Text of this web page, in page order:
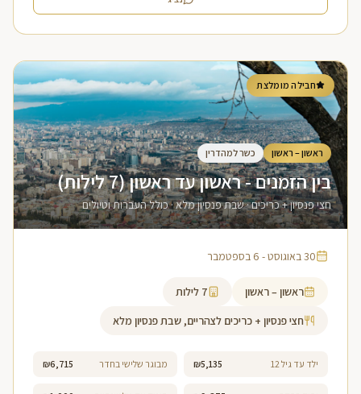
חבילה מומלצת
ראשון – ראשון כשר למהדרין
בין הזמנים - ראשון עד ראשון (7 לילות)
חצי פנסיון + כריכים · שבת פנסיון מלא · כולל העברות וטיולים
30 באוגוסט - 6 בספטמבר
ראשון – ראשון 7 לילות
חצי פנסיון + כריכים לצהריים, שבת פנסיון מלא
ילד עד גיל 12 ₪5,135 מבוגר שלישי בחדר ₪6,715